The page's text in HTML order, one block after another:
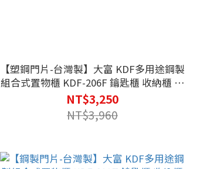
【塑鋼門片-台灣製】大富 KDF多用途鋼製
組合式置物櫃 KDF-206F 鑰匙櫃 收納櫃 置
鑰匙鎖 可改密碼鎖
NT$3,250
NT$3,960